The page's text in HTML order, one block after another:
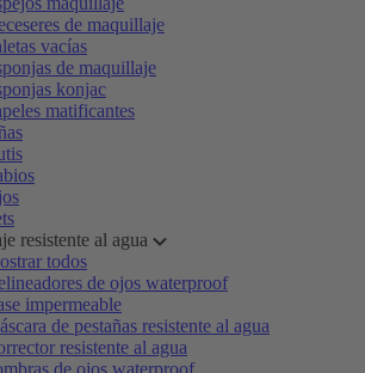
de maquillaje
vacías
de maquillaje
konjac
matificantes
resistente al agua
todos
de ojos waterproof
impermeable
de pestañas resistente al agua
resistente al agua
de ojos waterproof